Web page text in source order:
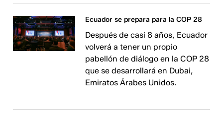
Ecuador se prepara para la COP 28
Después de casi 8 años, Ecuador
volverá a tener un propio
pabellón de diálogo en la COP 28
que se desarrollará en Dubai,
Emiratos Árabes Unidos.